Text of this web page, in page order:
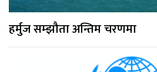
हर्मुज सम्झौता अन्तिम चरणमा